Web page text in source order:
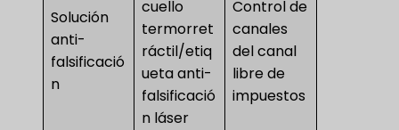
Solución
anti-
falsificació
n
cuello
termorret
ráctil/etiq
ueta anti-
falsificació
n láser
Control de
canales
del canal
libre de
impuestos